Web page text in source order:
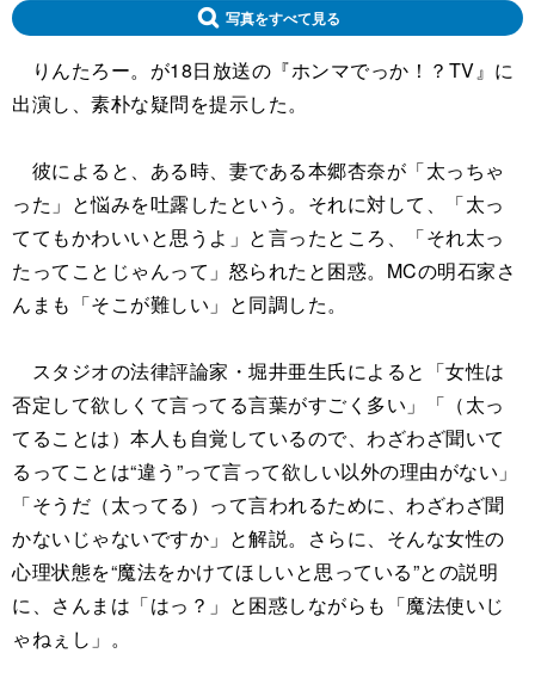
写真をすべて見る
りんたろー。が18日放送の『ホンマでっか！？TV』に
出演し、素朴な疑問を提示した。
彼によると、ある時、妻である本郷杏奈が「太っちゃ
った」と悩みを吐露したという。それに対して、「太っ
ててもかわいいと思うよ」と言ったところ、「それ太っ
たってことじゃんって」怒られたと困惑。MCの明石家さ
んまも「そこが難しい」と同調した。
スタジオの法律評論家・堀井亜生氏によると「女性は
否定して欲しくて言ってる言葉がすごく多い」「（太っ
てることは）本人も自覚しているので、わざわざ聞いて
るってことは“違う”って言って欲しい以外の理由がない」
「そうだ（太ってる）って言われるために、わざわざ聞
かないじゃないですか」と解説。さらに、そんな女性の
心理状態を“魔法をかけてほしいと思っている”との説明
に、さんまは「はっ？」と困惑しながらも「魔法使いじ
ゃねぇし」。